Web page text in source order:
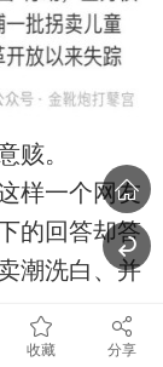
。
样一个网友
的回答却答
潮洗白、并
收藏 分享